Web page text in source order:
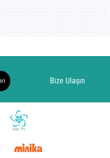
Bize Ulaşın